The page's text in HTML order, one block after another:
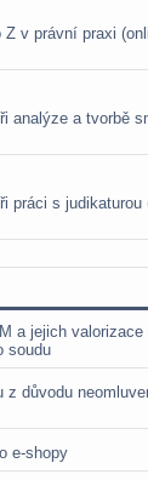
Z v právní praxi
analýze a tvorbě
práci s judikaturou
a jejich
soudu
důvodu
e-shopy